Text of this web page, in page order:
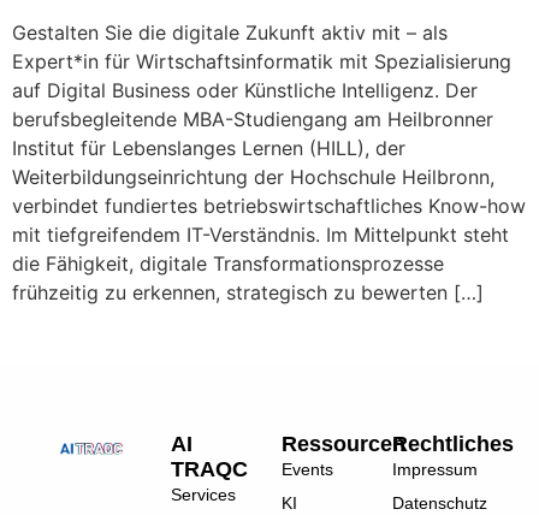
Gestalten Sie die digitale Zukunft aktiv mit – als
Expert*in für Wirtschaftsinformatik mit Spezialisierung
auf Digital Business oder Künstliche Intelligenz. Der
berufsbegleitende MBA-Studiengang am Heilbronner
Institut für Lebenslanges Lernen (HILL), der
Weiterbildungseinrichtung der Hochschule Heilbronn,
verbindet fundiertes betriebswirtschaftliches Know-how
mit tiefgreifendem IT-Verständnis. Im Mittelpunkt steht
die Fähigkeit, digitale Transformationsprozesse
frühzeitig zu erkennen, strategisch zu bewerten […]
AI
TRAQC
Services
Ressourcen
Events
KI
Rechtliches
Impressum
Datenschutz